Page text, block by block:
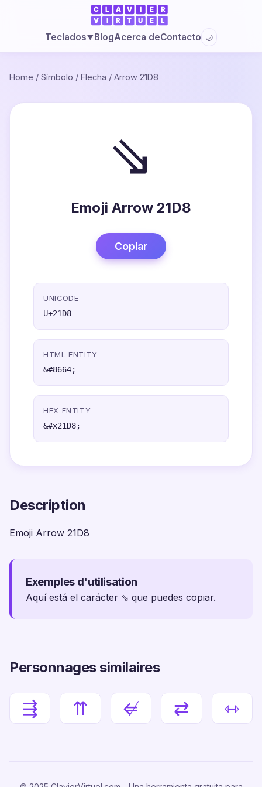
Teclados▼BlogAcerca deContacto 🌙
Home / Símbolo / Flecha / Arrow 21D8
⇘
Emoji Arrow 21D8
Copiar
UNICODE
U+21D8
HTML ENTITY
&#8664;
HEX ENTITY
&#x21D8;
Description
Emoji Arrow 21D8
Exemples d'utilisation
Aquí está el carácter ⇘ que puedes copiar.
Personnages similaires
⇶ ⇈ ⇍ ⇄ ⇿